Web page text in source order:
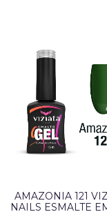
AMAZONIA 121
NAILS ESMALTE